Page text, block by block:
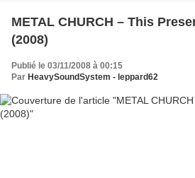
METAL CHURCH – This
(2008)
Publié le 03/11/2008 à 00:15
Par HeavySoundSystem - leppard62